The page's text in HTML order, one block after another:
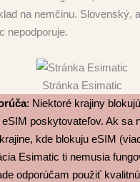
na nemčinu. Slovenský,
nepodporuje.
Stránka Esimatic
: Niektoré krajiny
poskytovateľov. Ak sa
kde blokuju eSIM
Esimatic ti nemusia
odporúčam použiť